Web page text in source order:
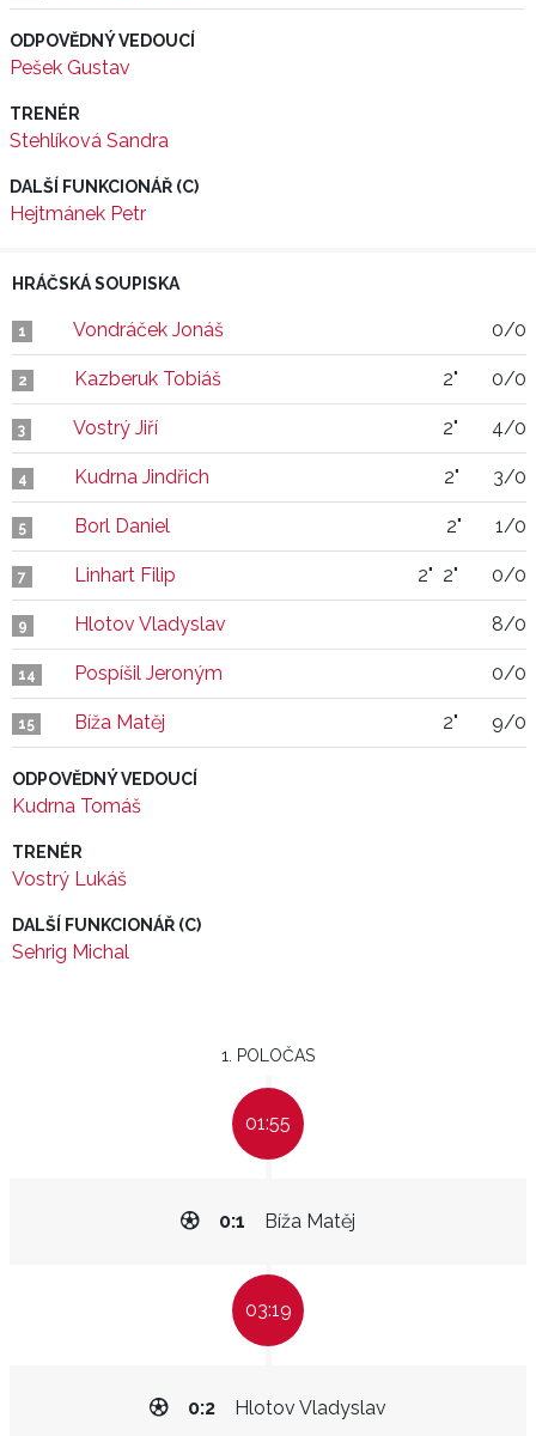
ODPOVĚDNÝ VEDOUCÍ
Pešek Gustav
TRENÉR
Stehlíková Sandra
DALŠÍ FUNKCIONÁŘ (C)
Hejtmánek Petr
HRÁČSKÁ SOUPISKA
1 Vondráček Jonáš 0/0
2 Kazberuk Tobiáš 2" 0/0
3 Vostrý Jiří 2" 4/0
4 Kudrna Jindřich 2" 3/0
5 Borl Daniel 2" 1/0
7 Linhart Filip 2" 2" 0/0
9 Hlotov Vladyslav 8/0
14 Pospíšil Jeroným 0/0
15 Bíža Matěj 2" 9/0
ODPOVĚDNÝ VEDOUCÍ
Kudrna Tomáš
TRENÉR
Vostrý Lukáš
DALŠÍ FUNKCIONÁŘ (C)
Sehrig Michal
1. POLOČAS
01:55
Bíža Matěj
0:1
03:19
Hlotov Vladyslav
0:2